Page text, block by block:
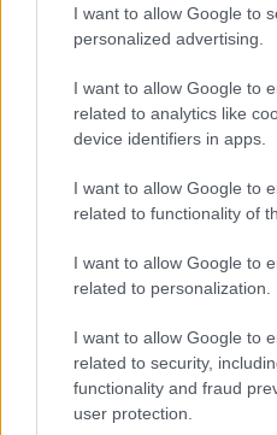
I want to allow Google to
personalized advertising.
I want to allow Google to
related to analytics like
device identifiers in apps.
I want to allow Google to
related to functionality of
I want to allow Google to
related to personalization.
I want to allow Google to
related to security,
functionality and fraud
user protection.
υπερβολική
χρήση κινητού
οδήγηση
μη χρήση
ζώνης ασφαλείας
αντικανονικές
υπερβάσεις
μη χρήση ειδικών
και προστασίας,
ζωνών ασφαλείας
μεταφορά
οδήγηση οχημάτων
άτομα που δε